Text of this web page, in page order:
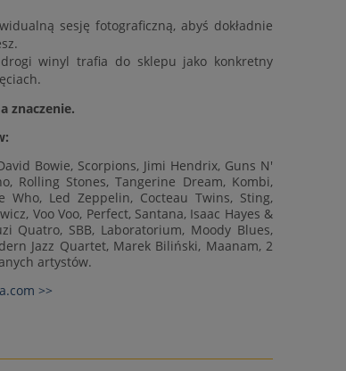
sesję fotograficzną, abyś dokładnie
winyl trafia do sklepu jako konkretny
znaczenie.
Bowie, Scorpions, Jimi Hendrix, Guns N'
Rolling Stones, Tangerine Dream, Kombi,
Who, Led Zeppelin, Cocteau Twins, Sting,
Voo Voo, Perfect, Santana, Isaac Hayes &
Quatro, SBB, Laboratorium, Moody Blues,
Jazz Quartet, Marek Biliński, Maanam, 2
artystów.
>>